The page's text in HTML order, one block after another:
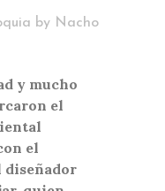
by Nacho
y mucho
el
el